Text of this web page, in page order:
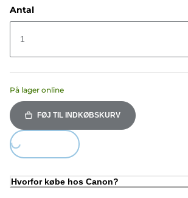
Antal
1
På lager online
FØJ TIL INDKØBSKURV
Loading...
Hvorfor købe hos Canon?